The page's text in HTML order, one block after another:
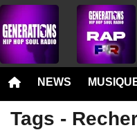
NEWS
Tags -